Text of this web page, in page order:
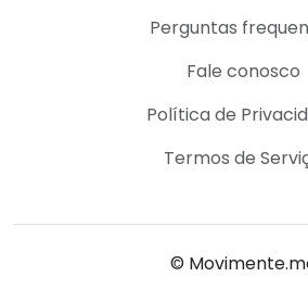
Perguntas
Fale conosco
Política de
Termos de
©